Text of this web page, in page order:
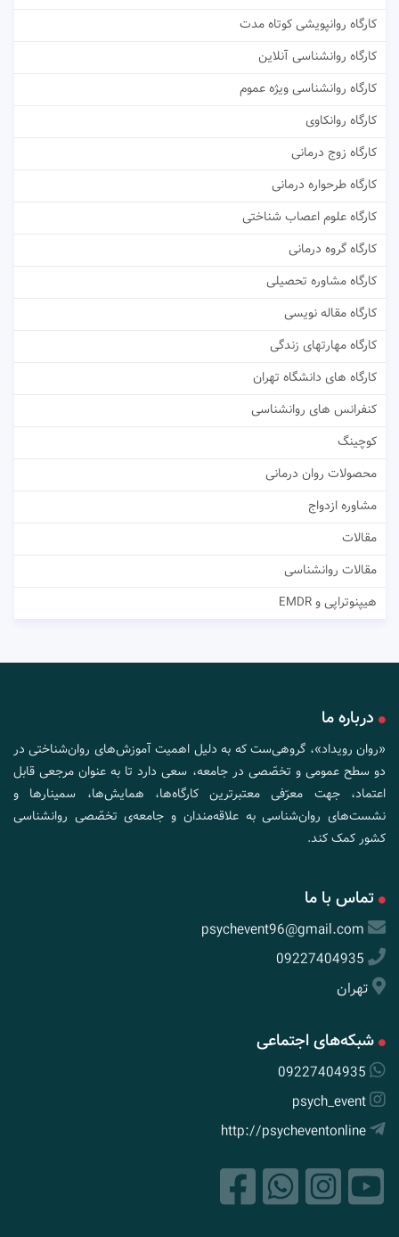
کارگاه روانپویشی کوتاه مدت
کارگاه روانشناسی آنلاین
کارگاه روانشناسی ویژه عموم
کارگاه روانکاوی
کارگاه زوج درمانی
کارگاه طرحواره درمانی
کارگاه علوم اعصاب شناختی
کارگاه گروه درمانی
کارگاه مشاوره تحصیلی
کارگاه مقاله نویسی
کارگاه مهارتهای زندگی
کارگاه های دانشگاه تهران
کنفرانس های روانشناسی
کوچینگ
محصولات روان درمانی
مشاوره ازدواج
مقالات
مقالات روانشناسی
هیپنوتراپی و EMDR
درباره ما
«روان رویداد»، گروهی‌ست که به دلیل اهمیت آموزش‌های روان‌شناختی در
دو سطح عمومی و تخصّصی در جامعه، سعی دارد تا به عنوان مرجعی قابل
اعتماد، جهت معرّفی معتبرترین کارگاه‌ها، همایش‌ها، سمینارها و
نشست‌های روان‌شناسی به علاقه‌مندان و جامعه‌ی تخصّصی روانشناسی
کشور کمک کند.
تماس با ما
psychevent96@gmail.com
09227404935
تهران
شبکه‌های اجتماعی
09227404935
psych_event
http://psycheventonline